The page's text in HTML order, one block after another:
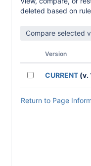
deleted based on
Version
CURRENT (v.
Return to Page